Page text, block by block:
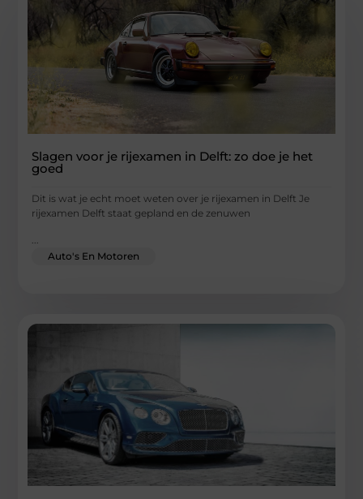
Slagen voor je rijexamen in Delft: zo doe je het
goed
Dit is wat je echt moet weten over je rijexamen in Delft Je
rijexamen Delft staat gepland en de zenuwen
Auto's En Motoren